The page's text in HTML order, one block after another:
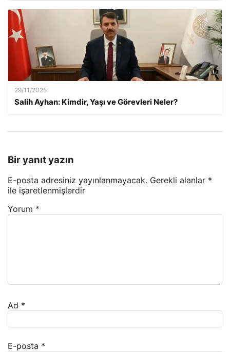
29/11/2025
Salih Ayhan: Kimdir, Yaşı ve Görevleri Neler?
Bir yanıt yazın
E-posta adresiniz yayınlanmayacak. Gerekli alanlar *
ile işaretlenmişlerdir
Yorum *
Ad *
E-posta *